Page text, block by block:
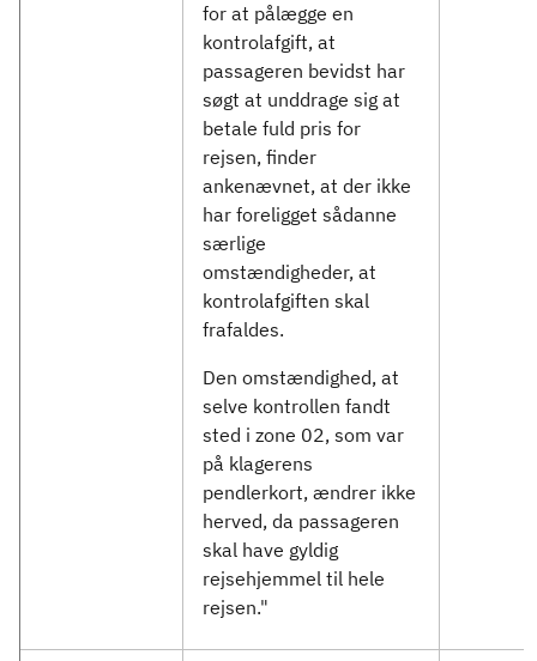
for at pålægge en
kontrolafgift, at
passageren bevidst har
søgt at unddrage sig at
betale fuld pris for
rejsen, finder
ankenævnet, at der ikke
har foreligget sådanne
særlige
omstændigheder, at
kontrolafgiften skal
frafaldes.
Den omstændighed, at
selve kontrollen fandt
sted i zone 02, som var
på klagerens
pendlerkort, ændrer ikke
herved, da passageren
skal have gyldig
rejsehjemmel til hele
rejsen."